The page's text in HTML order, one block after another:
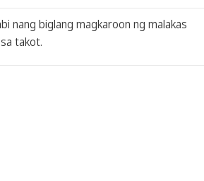
nang biglang magkaroon ng malakas
takot.